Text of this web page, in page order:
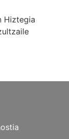
Hiztegia